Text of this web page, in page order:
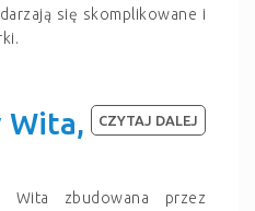
się skomplikowane i
Wita,
Wita zbudowana przez
CZYTAJ DALEJ